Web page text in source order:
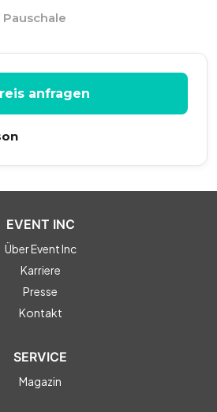
anfragen
EVENT INC
Über Event Inc
Karriere
Presse
Kontakt
SERVICE
Magazin